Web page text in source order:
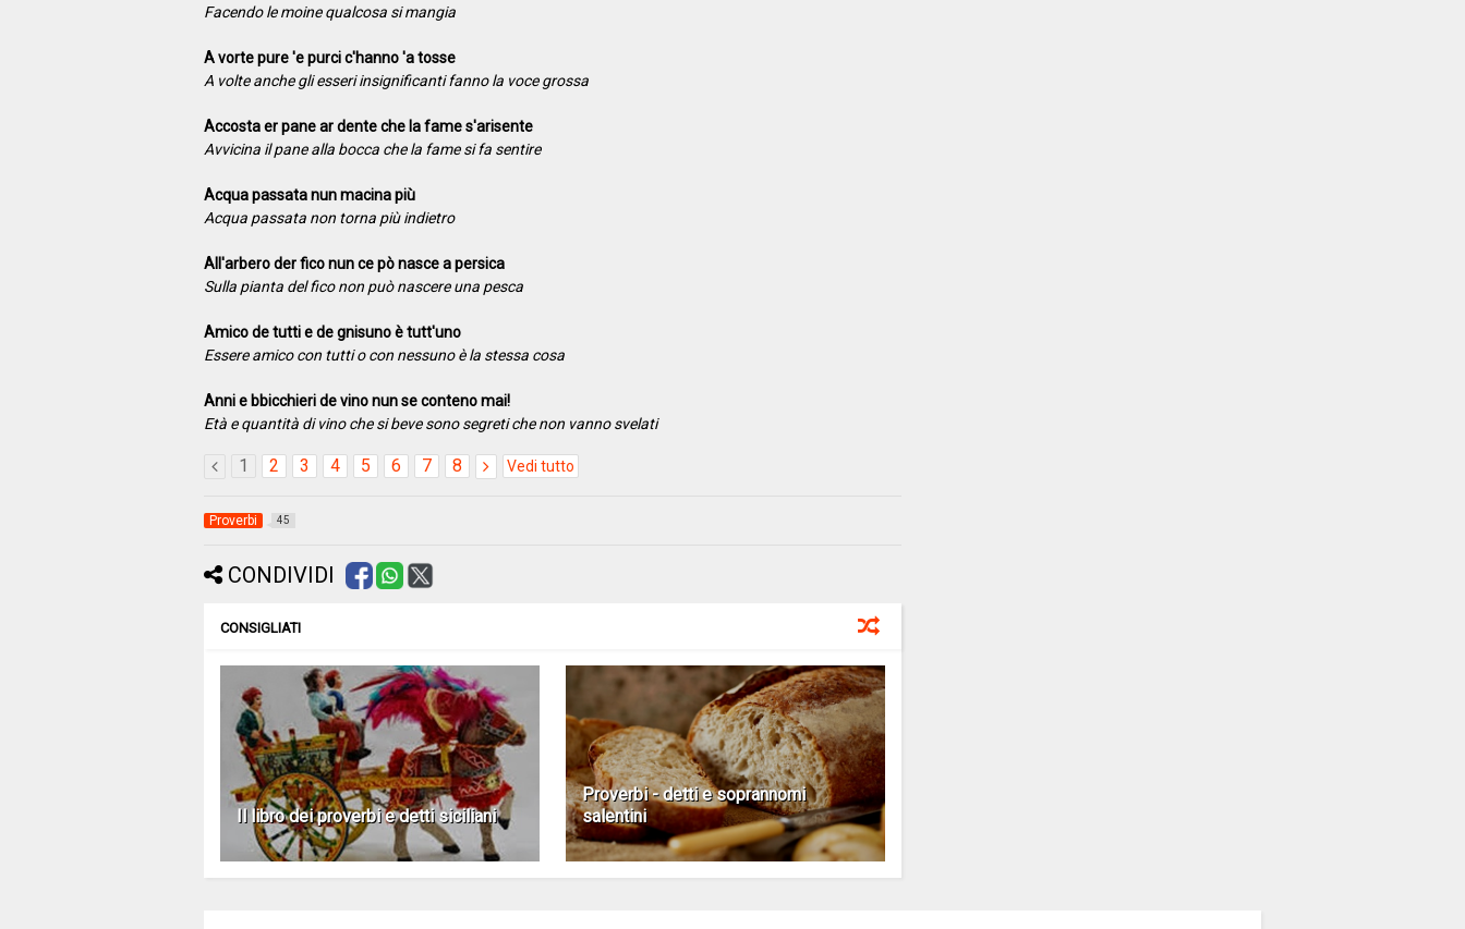
Facendo le moine qualcosa si mangia
A vorte pure 'e purci c'hanno 'a tosse
A volte anche gli esseri insignificanti fanno la voce grossa
Accosta er pane ar dente che la fame s'arisente
Avvicina il pane alla bocca che la fame si fa sentire
Acqua passata nun macina più
Acqua passata non torna più indietro
All'arbero der fico nun ce pò nasce a persica
Sulla pianta del fico non può nascere una pesca
Amico de tutti e de gnisuno è tutt'uno
Essere amico con tutti o con nessuno è la stessa cosa
Anni e bbicchieri de vino nun se conteno mai!
Età e quantità di vino che si beve sono segreti che non vanno svelati
1 2 3 4 5 6 7 8 Vedi tutto
Proverbi 45
CONDIVIDI
CONSIGLIATI
Il libro dei proverbi e detti siciliani
Proverbi - detti e soprannomi
salentini